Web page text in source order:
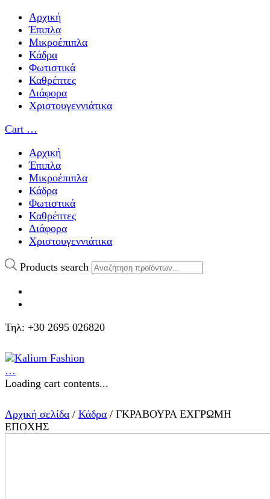
Αρχική
Έπιπλα
Μικροέπιπλα
Κάδρα
Φωτιστικά
Καθρέπτες
Διάφορα
Χριστουγεννιάτικα
Cart …
Αρχική
Έπιπλα
Μικροέπιπλα
Κάδρα
Φωτιστικά
Καθρέπτες
Διάφορα
Χριστουγεννιάτικα
Products search
Τηλ: +30 2695 026820
…
Loading cart contents...
Αρχική σελίδα / Κάδρα / ΓΚΡΑΒΟΥΡΑ ΕΧΓΡΩΜΗ
ΕΠΟΧΗΣ